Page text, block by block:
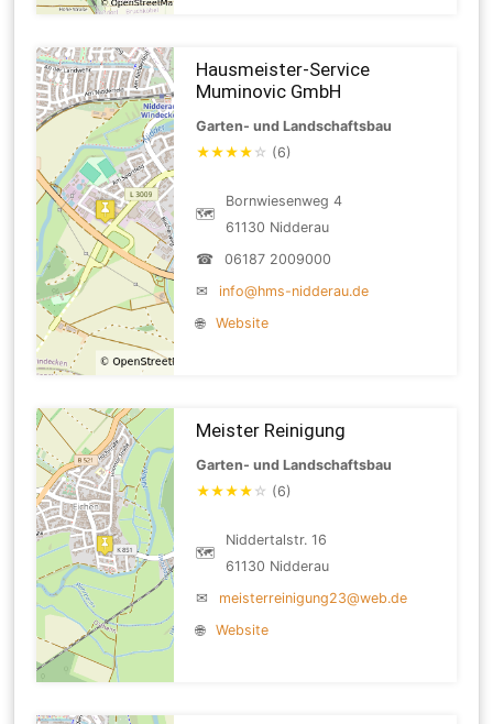
Hausmeister-Service
Muminovic GmbH
Garten- und Landschaftsbau
★★★★ ☆ (6)
🗺
Bornwiesenweg 4
61130 Nidderau
☎
06187 2009000
✉
info@hms-nidderau.de
🌐
Website
Meister Reinigung
Garten- und Landschaftsbau
★★★★ ☆ (6)
🗺
Niddertalstr. 16
61130 Nidderau
✉
meisterreinigung23@web.de
🌐
Website